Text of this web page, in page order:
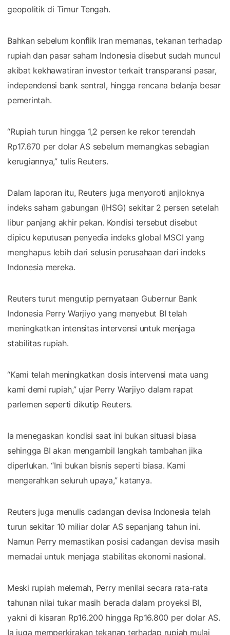
geopolitik di Timur Tengah.
Bahkan sebelum konflik Iran memanas, tekanan terhadap
rupiah dan pasar saham Indonesia disebut sudah muncul
akibat kekhawatiran investor terkait transparansi pasar,
independensi bank sentral, hingga rencana belanja besar
pemerintah.
“Rupiah turun hingga 1,2 persen ke rekor terendah
Rp17.670 per dolar AS sebelum memangkas sebagian
kerugiannya,” tulis Reuters.
Dalam laporan itu, Reuters juga menyoroti anjloknya
indeks saham gabungan (IHSG) sekitar 2 persen setelah
libur panjang akhir pekan. Kondisi tersebut disebut
dipicu keputusan penyedia indeks global MSCI yang
menghapus lebih dari selusin perusahaan dari indeks
Indonesia mereka.
Reuters turut mengutip pernyataan Gubernur Bank
Indonesia Perry Warjiyo yang menyebut BI telah
meningkatkan intensitas intervensi untuk menjaga
stabilitas rupiah.
“Kami telah meningkatkan dosis intervensi mata uang
kami demi rupiah,” ujar Perry Warjiyo dalam rapat
parlemen seperti dikutip Reuters.
Ia menegaskan kondisi saat ini bukan situasi biasa
sehingga BI akan mengambil langkah tambahan jika
diperlukan. “Ini bukan bisnis seperti biasa. Kami
mengerahkan seluruh upaya,” katanya.
Reuters juga menulis cadangan devisa Indonesia telah
turun sekitar 10 miliar dolar AS sepanjang tahun ini.
Namun Perry memastikan posisi cadangan devisa masih
memadai untuk menjaga stabilitas ekonomi nasional.
Meski rupiah melemah, Perry menilai secara rata-rata
tahunan nilai tukar masih berada dalam proyeksi BI,
yakni di kisaran Rp16.200 hingga Rp16.800 per dolar AS.
Ia juga memperkirakan tekanan terhadap rupiah mulai